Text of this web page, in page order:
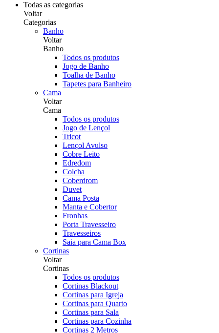
Todas as categorias
Voltar
Categorias
Banho
Voltar
Banho
Todos os produtos
Jogo de Banho
Toalha de Banho
Tapetes para Banheiro
Cama
Voltar
Cama
Todos os produtos
Jogo de Lençol
Tricot
Lençol Avulso
Cobre Leito
Edredom
Colcha
Coberdrom
Duvet
Cama Posta
Manta e Cobertor
Fronhas
Porta Travesseiro
Travesseiros
Saia para Cama Box
Cortinas
Voltar
Cortinas
Todos os produtos
Cortinas Blackout
Cortinas para Igreja
Cortinas para Quarto
Cortinas para Sala
Cortinas para Cozinha
Cortinas 2 Metros